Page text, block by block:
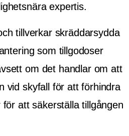
expertis.
tillverkar skräddarsydda
som tillgodoser
om det handlar om att
vid skyfall för att förhindra
att säkerställa tillgången